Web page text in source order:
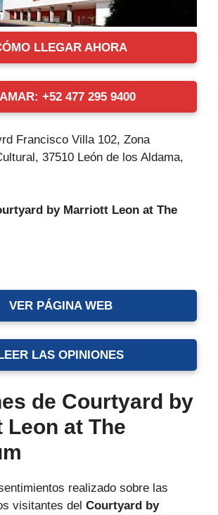
LLEGAR AHORA
+52 477 295 9400
Francisco Villa 102, Zona
37510 León de los Aldama,
by Marriott Leon at The
VER PÁGINA WEB
LAS OPINIONES
de Courtyard by
Leon at The
realizado sobre las
visitantes del Courtyard by